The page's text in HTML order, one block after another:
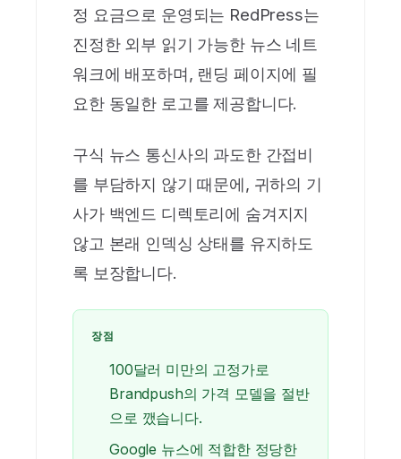
정 요금으로 운영되는 RedPress는
진정한 외부 읽기 가능한 뉴스 네트
워크에 배포하며, 랜딩 페이지에 필
요한 동일한 로고를 제공합니다.
구식 뉴스 통신사의 과도한 간접비
를 부담하지 않기 때문에, 귀하의 기
사가 백엔드 디렉토리에 숨겨지지
않고 본래 인덱싱 상태를 유지하도
록 보장합니다.
장점
100달러 미만의 고정가로
Brandpush의 가격 모델을 절반
으로 깼습니다.
Google 뉴스에 적합한 정당한